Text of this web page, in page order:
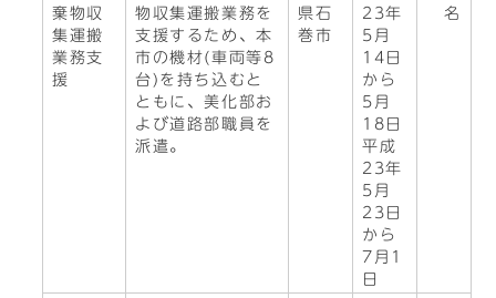
棄物収
集運搬
業務支
援
物収集運搬業務を
支援するため、本
市の機材(車両等8
台)を持ち込むと
ともに、美化部お
よび道路部職員を
派遣。
県石
巻市
23年
5月
14日
から
5月
18日
平成
23年
5月
23日
から
7月1
日
名